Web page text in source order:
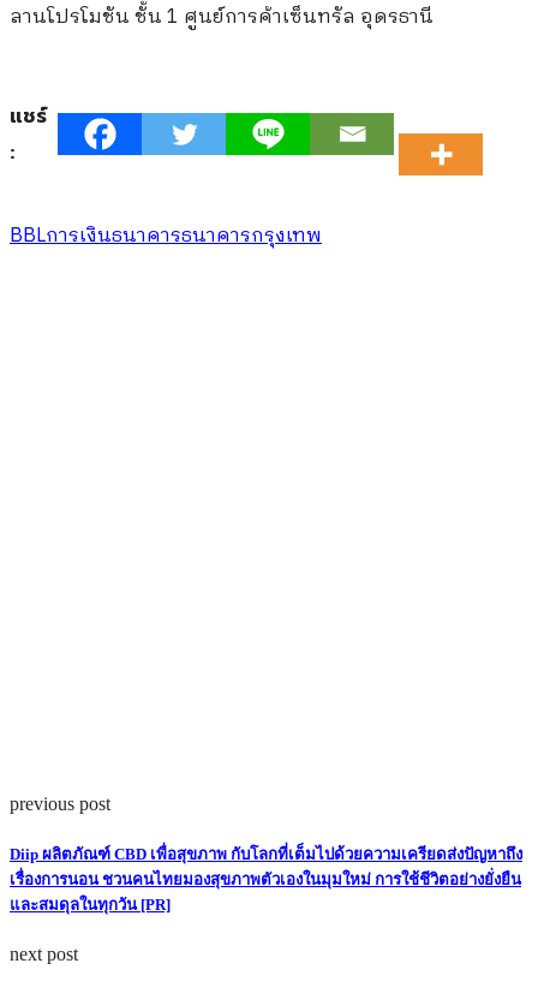
ลานโปรโมชัน ชั้น 1 ศูนย์การค้าเซ็นทรัล อุดรธานี
แชร์
:
BBLการเงินธนาคารธนาคารกรุงเทพ
previous post
Diip ผลิตภัณฑ์ CBD เพื่อสุขภาพ กับโลกที่เต็มไปด้วยความเครียดส่งปัญหาถึง
เรื่องการนอน ชวนคนไทยมองสุขภาพตัวเองในมุมใหม่ การใช้ชีวิตอย่างยั่งยืน
และสมดุลในทุกวัน [PR]
next post